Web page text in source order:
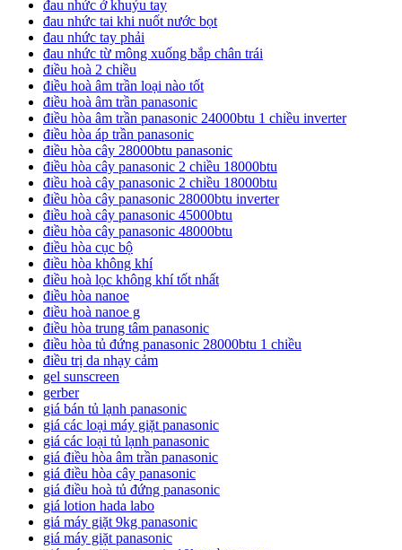
đau nhức ở khuỷu tay
đau nhức tai khi nuốt nước bọt
đau nhức tay phải
đau nhức từ mông xuống bắp chân trái
điều hoà 2 chiều
điều hoà âm trần loại nào tốt
điều hoà âm trần panasonic
điều hòa âm trần panasonic 24000btu 1 chiều inverter
điều hòa áp trần panasonic
điều hòa cây 28000btu panasonic
điều hòa cây panasonic 2 chiều 18000btu
điều hoà cây panasonic 2 chiều 18000btu
điều hòa cây panasonic 28000btu inverter
điều hoà cây panasonic 45000btu
điều hòa cây panasonic 48000btu
điều hòa cục bộ
điều hòa không khí
điều hoà lọc không khí tốt nhất
điều hòa nanoe
điều hoà nanoe g
điều hòa trung tâm panasonic
điều hòa tủ đứng panasonic 28000btu 1 chiều
điều trị da nhạy cảm
gel sunscreen
gerber
giá bán tủ lạnh panasonic
giá các loại máy giặt panasonic
giá các loại tủ lạnh panasonic
giá điều hòa âm trần panasonic
giá điều hòa cây panasonic
giá điều hoà tủ đứng panasonic
giá lotion hada labo
giá máy giặt 9kg panasonic
giá máy giặt panasonic